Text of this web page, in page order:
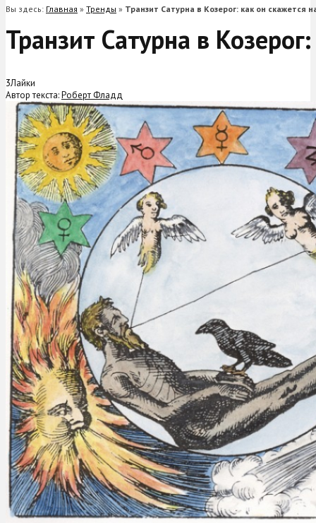
Вы здесь: Главная » Тренды » Транзит Сатурна в Козерог: как он скажется
Транзит Сатурна в
3Лайки
Автор текста:Роберт Фладд